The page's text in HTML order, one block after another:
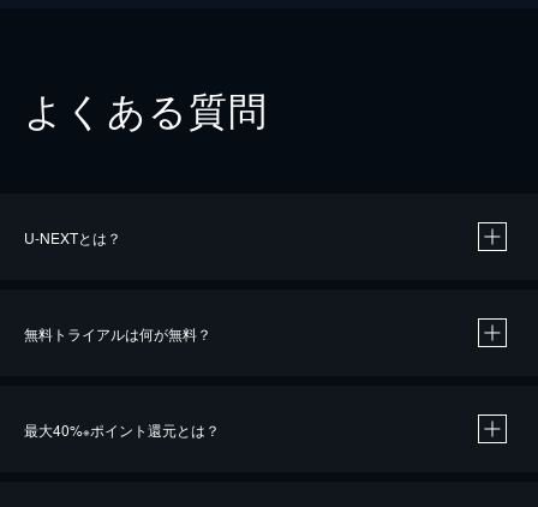
よくある質問
U-NEXTとは？
無料トライアルは何が無料？
最大40%※ポイント還元とは？